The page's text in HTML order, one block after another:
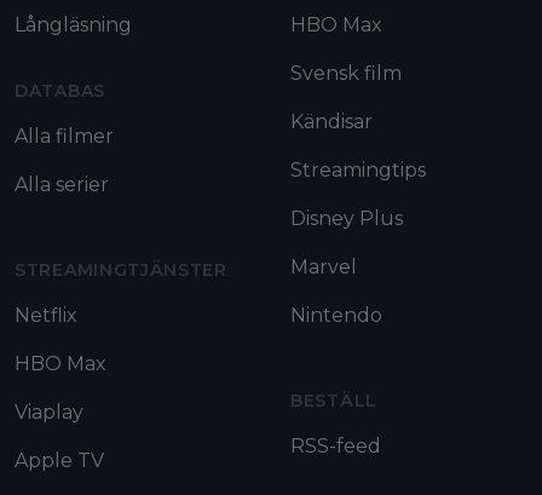
Långläsning
DATABAS
Alla filmer
Alla serier
STREAMINGTJÄNSTER
Netflix
HBO Max
Viaplay
Apple TV
HBO Max
Svensk film
Kändisar
Streamingtips
Disney Plus
Marvel
Nintendo
BESTÄLL
RSS-feed